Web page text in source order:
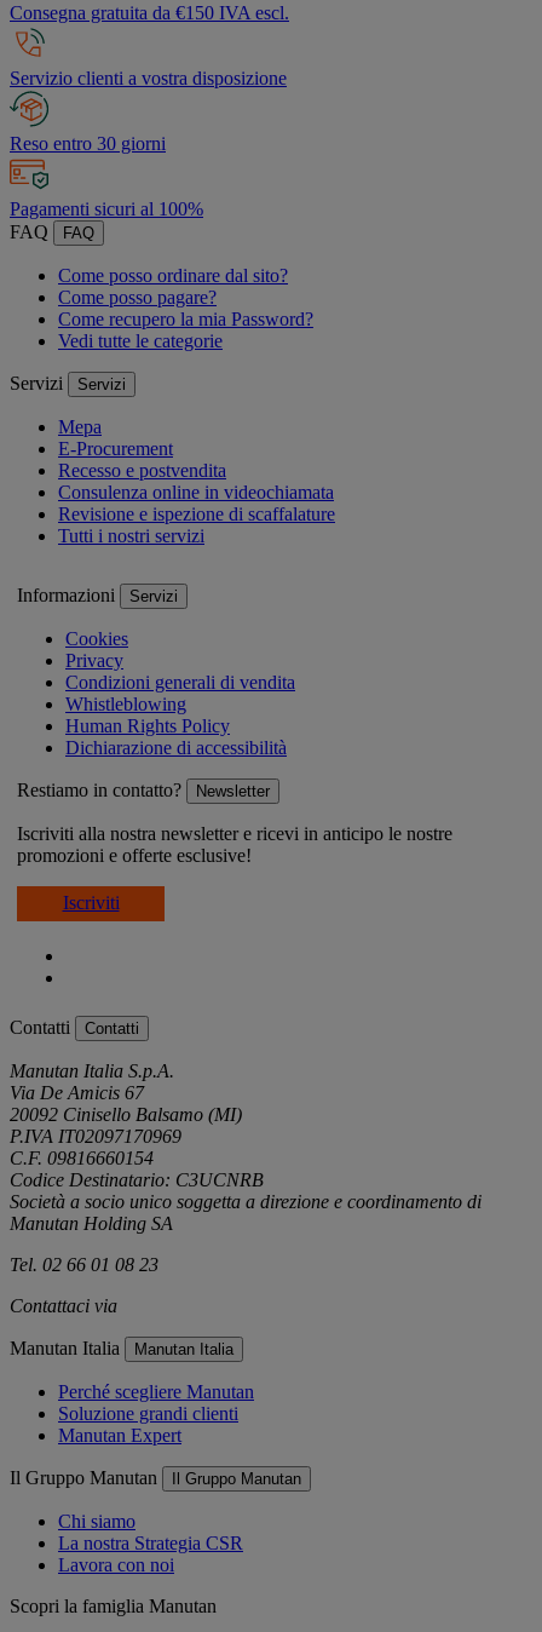
Consegna gratuita da €150 IVA escl.
Servizio clienti a vostra disposizione
Reso entro 30 giorni
Pagamenti sicuri al 100%
FAQ
FAQ
Come posso ordinare dal sito?
Come posso pagare?
Come recupero la mia Password?
Vedi tutte le categorie
Servizi Servizi
Mepa
E-Procurement
Recesso e postvendita
Consulenza online in videochiamata
Revisione e ispezione di scaffalature
Tutti i nostri servizi
Informazioni Servizi
Cookies
Privacy
Condizioni generali di vendita
Whistleblowing
Human Rights Policy
Dichiarazione di accessibilità
Restiamo in contatto? Newsletter
Iscriviti alla nostra newsletter e ricevi in anticipo le nostre
promozioni e offerte esclusive!
Iscriviti
Contatti Contatti
Manutan Italia S.p.A.
Via De Amicis 67
20092 Cinisello Balsamo (MI)
P.IVA IT02097170969
C.F. 09816660154
Codice Destinatario: C3UCNRB
Società a socio unico soggetta a direzione e coordinamento di
Manutan Holding SA
Tel. 02 66 01 08 23
Contattaci via
Manutan Italia Manutan Italia
Perché scegliere Manutan
Soluzione grandi clienti
Manutan Expert
Il Gruppo Manutan Il Gruppo Manutan
Chi siamo
La nostra Strategia CSR
Lavora con noi
Scopri la famiglia Manutan